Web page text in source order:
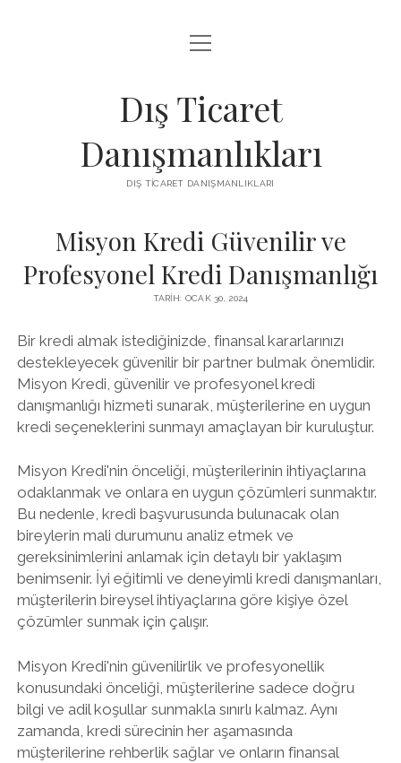
IGTV IZLENME ARTTIRMA HILESI BEDAVA
SAYFA LISTESI
THREADS TAKIPÇI ÇOĞALTMA
menüyü
aç
Dış Ticaret
Danışmanlıkları
DIŞ TICARET DANIŞMANLIKLARI
Misyon Kredi Güvenilir ve
Profesyonel Kredi Danışmanlığı
TARIH: OCAK 30, 2024
Bir kredi almak istediğinizde, finansal kararlarınızı
destekleyecek güvenilir bir partner bulmak önemlidir.
Misyon Kredi, güvenilir ve profesyonel kredi
danışmanlığı hizmeti sunarak, müşterilerine en uygun
kredi seçeneklerini sunmayı amaçlayan bir kuruluştur.
Misyon Kredi'nin önceliği, müşterilerinin ihtiyaçlarına
odaklanmak ve onlara en uygun çözümleri sunmaktır.
Bu nedenle, kredi başvurusunda bulunacak olan
bireylerin mali durumunu analiz etmek ve
gereksinimlerini anlamak için detaylı bir yaklaşım
benimsenir. İyi eğitimli ve deneyimli kredi danışmanları,
müşterilerin bireysel ihtiyaçlarına göre kişiye özel
çözümler sunmak için çalışır.
Misyon Kredi'nin güvenilirlik ve profesyonellik
konusundaki önceliği, müşterilerine sadece doğru
bilgi ve adil koşullar sunmakla sınırlı kalmaz. Aynı
zamanda, kredi sürecinin her aşamasında
müşterilerine rehberlik sağlar ve onların finansal